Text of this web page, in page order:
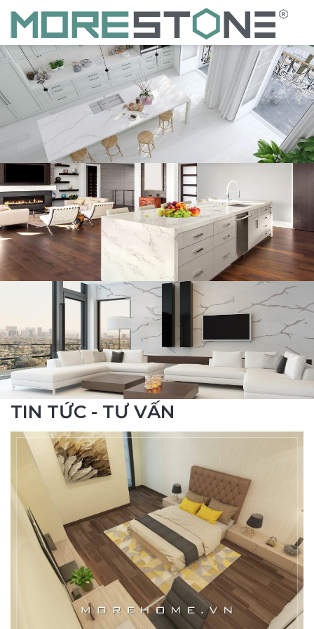
TIN TỨC - TƯ VẤN